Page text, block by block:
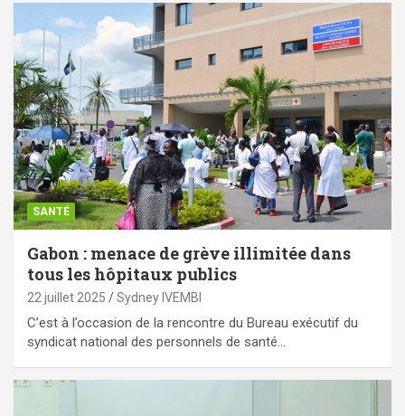
SANTÉ
Gabon : menace de grève illimitée dans
tous les hôpitaux publics
22 juillet 2025 Sydney IVEMBI
C’est à l’occasion de la rencontre du Bureau exécutif du
syndicat national des personnels de santé…